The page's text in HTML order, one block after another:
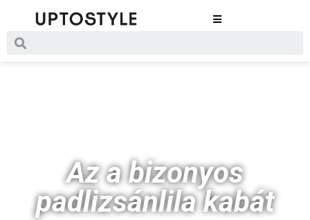
Az a bizonyos
padlizsánlila kabát